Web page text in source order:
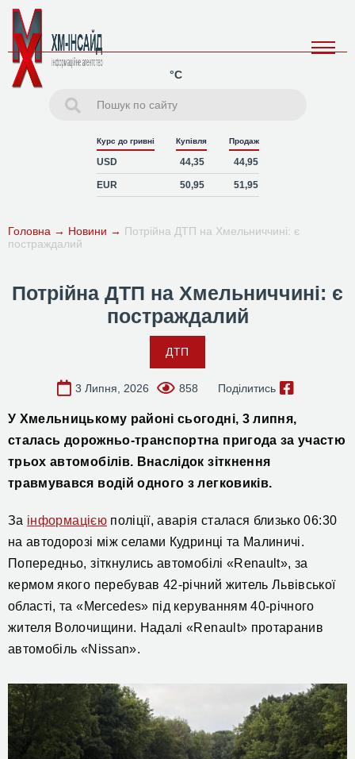
°C
Курс до гривні Купівля Продаж
USD 44,35 44,95
EUR 50,95 51,95
Головна → Новини → Потрійна ДТП на Хмельниччині: є
постраждалий
Потрійна ДТП на Хмельниччині: є
постраждалий
ДТП
3 Липня, 2026 858 Поділитись
У Хмельницькому районі сьогодні, 3 липня,
сталась дорожньо-транспортна пригода за участю
трьох автомобілів. Внаслідок зіткнення
травмувався водій одного з легковиків.
За інформацієюполіції, аварія сталася близько 06:30
на автодорозі між селами Кудринці та Малиничі.
Попередньо, зіткнулисьавтомобілі «Renault», за
кермом якого перебував 42-річний житель Львівської
області, та «Mercedes» під керуванням 40-річного
жителя Волочищини. Надалі «Renault» протаранив
автомобіль «Nissan».